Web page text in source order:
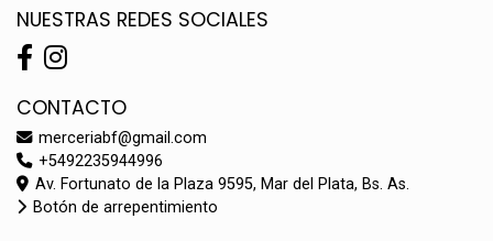
NUESTRAS REDES SOCIALES
CONTACTO
merceriabf@gmail.com
+5492235944996
Av. Fortunato de la Plaza 9595, Mar del Plata, Bs. As.
Botón de arrepentimiento